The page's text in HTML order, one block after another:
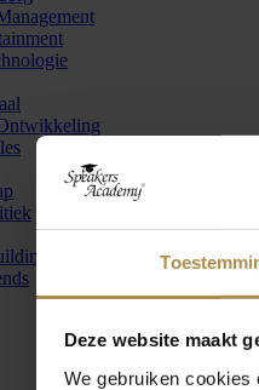
Deze website maakt
We gebruiken